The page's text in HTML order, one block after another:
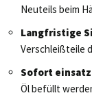
Neuteils beim
Langfristige
Verschleißteile
Sofort
Öl befüllt